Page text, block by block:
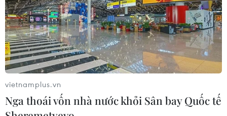
TIN LIÊN QUAN
vietnamplus.vn
Nga thoái vốn nhà nước khỏi Sân bay Quốc tế